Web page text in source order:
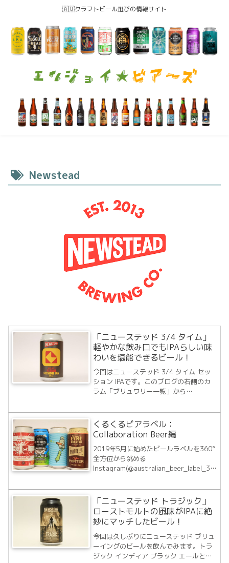
🇦🇺クラフトビール選びの情報サイト
Newstead
「ニューステッド 3/4 タイム」
軽やかな飲み口でもIPAらしい味
わいを堪能できるビール！
今回はニューステッド 3/4 タイム セッ
ション IPAです。このブログの右側のカ
ラム「ブリュワリー一覧」から
ル記事一覧を見ていただくとわかります
が、明らかに前回までのビールとラベル
画が変わっているのがわかるかと思...
くるくるビアラベル：
Collaboration Beer編
2019年5月に始めたビールラベルを360°
全方位から眺める
Instagram(@australian_beer_label_36
に連動して当ブログでは各記事でその
Instagramの動画を埋め込んでいます。
また当ブログの...
「ニューステッド トラジック」
ローストモルトの風味がIPAに絶
妙にマッチしたビール！
今回は久しぶりにニューステッド ブリュ
ーイングのビールを飲んでみます。トラ
ジック インディア ブラック エールとい